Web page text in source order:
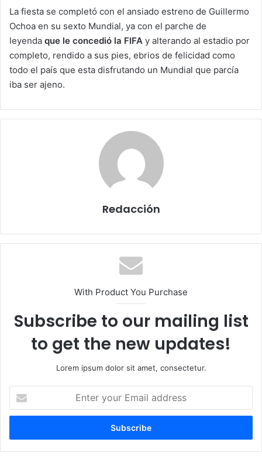
La fiesta se completó con el ansiado estreno de Guillermo
Ochoa en su sexto Mundial, ya con el parche de
leyenda que le concedió la FIFA y alterando al estadio por
completo, rendido a sus pies, ebrios de felicidad como
todo el país que esta disfrutando un Mundial que parcía
iba ser ajeno.
Redacción
With Product You Purchase
Subscribe to our mailing list
to get the new updates!
Lorem ipsum dolor sit amet, consectetur.
t
r
y